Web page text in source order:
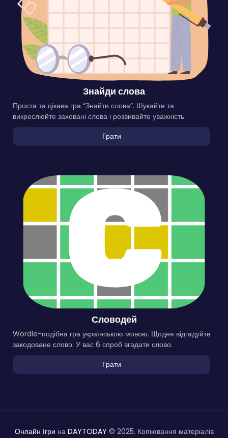
Знайди слова
Проста та цікава гра “Знайти слова”. Шукайте та
викреслюйте заховані слова і розвивайте уважність.
Грати
Словодей
Wordle-подібна гра українською мовою. Щодня відгадуйте
закодоване слово. У вас 6 спроб вгадати слово.
Грати
Онлайн Ігри на DAYTODAY © 2025. Копіювання матеріалів